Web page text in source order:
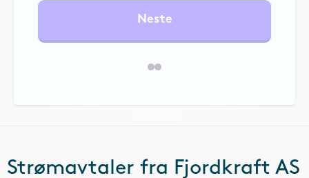
Neste
Strømavtaler fra Fjordkraft AS